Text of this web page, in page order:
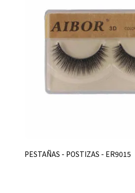
PESTAÑAS - POSTIZAS - ER9015